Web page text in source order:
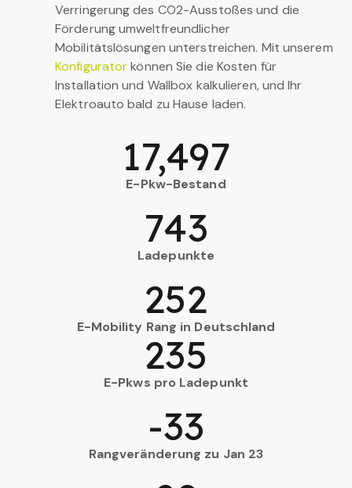
Verringerung des CO2-Ausstoßes und die
Förderung umweltfreundlicher
Mobilitätslösungen unterstreichen. Mit unserem
Konfiguratorkönnen Sie die Kosten für
Installation und Wallbox kalkulieren, und Ihr
Elektroauto bald zu Hause laden.
E-Pkw-Bestand
17,497
Ladepunkte
743
E-Mobility Rang in Deutschland
252
E-Pkws pro Ladepunkt
235
Rangveränderung zu Jan 23
-33